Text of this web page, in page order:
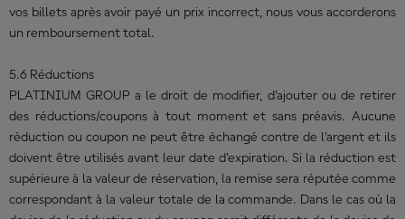
vos billets après avoir payé un prix incorrect, nous vous accorderons
un remboursement total.
5.6 Réductions
PLATINIUM GROUP a le droit de modifier, d’ajouter ou de retirer
des réductions/coupons à tout moment et sans préavis. Aucune
réduction ou coupon ne peut être échangé contre de l’argent et ils
doivent être utilisés avant leur date d’expiration. Si la réduction est
supérieure à la valeur de réservation, la remise sera réputée comme
correspondant à la valeur totale de la commande. Dans le cas où la